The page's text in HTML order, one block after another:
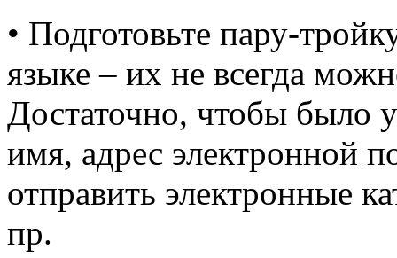
• Подготовьте пару-
языке – их не всегда
Достаточно, чтобы было
имя, адрес электронной
отправить электронные
пр.